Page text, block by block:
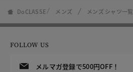
DoCLASSE メンズ メンズ シャツ一覧
FOLLOW US
メルマガ登録で500円OFF！